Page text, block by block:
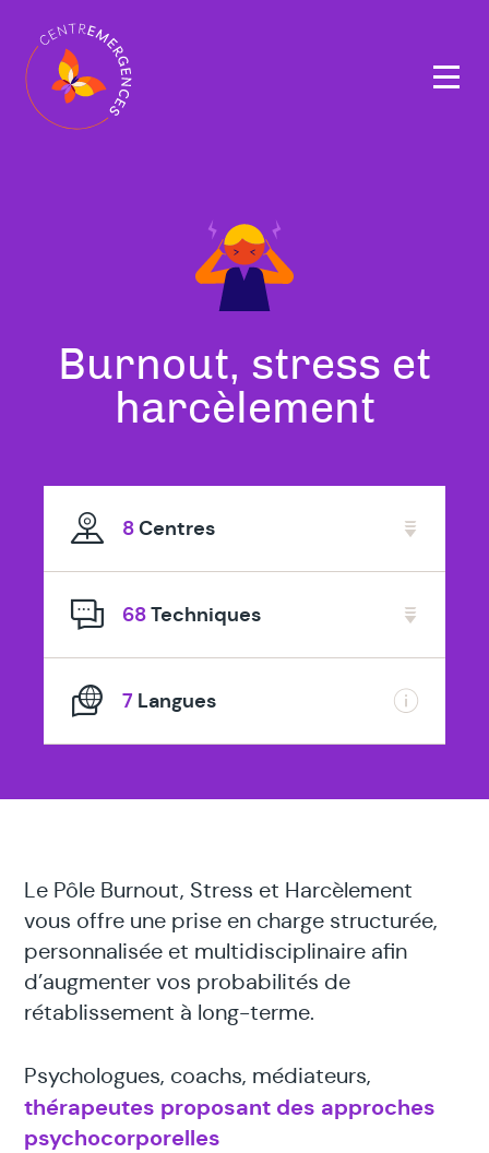
Tous
nos
spécialisé
en
Burnout, stress et
harcèlementà
8Centres
68Techniques
7 Langues
Navigation
principale
Le Pôle Burnout, Stress et Harcèlement
vous offre une prise en charge structurée,
personnalisée et multidisciplinaire afin
d’augmenter vos probabilités de
rétablissement à long-terme.
Psychologues, coachs, médiateurs,
thérapeutes proposant des approches
psychocorporelles